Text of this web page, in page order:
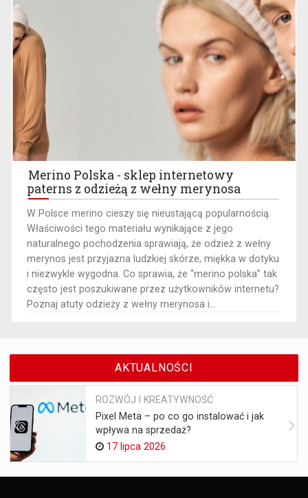
Merino Polska - sklep internetowy
paterns z odzieżą z wełny merynosa
​W Polsce merino cieszy się nieustającą popularnością.
Właściwości tego materiału wynikające z jego
naturalnego pochodzenia sprawiają, że odzież z wełny
merynos jest przyjazna ludzkiej skórze, miękka w dotyku
i niezwykle wygodna. Co sprawia, że “merino polska” tak
często jest poszukiwane przez użytkowników internetu?
Poznaj atuty odzieży z wełny merynosa i...
AKTUALNOŚCI
ROZWÓJ I KREATYWNOŚĆ
Pixel Meta – po co go instalować i jak
wpływa na sprzedaż?
17 lipca 2026